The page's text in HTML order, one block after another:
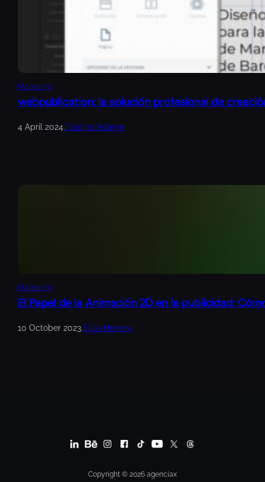
Marketing
webpublication: la solución profesional de
4 April 2024.Cristina Adame
Marketing
El Papel de la Animación 2D en la publicidad:
10 October 2023.Elias Herrera
Copyright © 2026 agenciax